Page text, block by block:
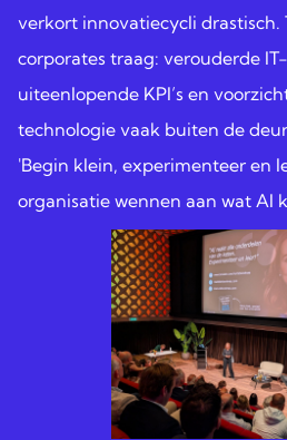
verkort innovatiecycli drastisch.
corporates traag: verouderde
uiteenlopende KPI’s en
technologie vaak buiten de
'Begin klein, experimenteer en
organisatie wennen aan wat AI